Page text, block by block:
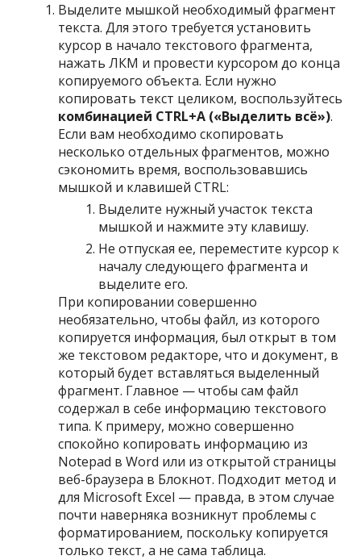
Выделите мышкой необходимый фрагмент
текста. Для этого требуется установить
курсор в начало текстового фрагмента,
нажать ЛКМ и провести курсором до конца
копируемого объекта. Если нужно
копировать текст целиком, воспользуйтесь
комбинацией CTRL+А («Выделить всё»).
Если вам необходимо скопировать
несколько отдельных фрагментов, можно
сэкономить время, воспользовавшись
мышкой и клавишей CTRL:
Выделите нужный участок текста
мышкой и нажмите эту клавишу.
Не отпуская ее, переместите курсор к
началу следующего фрагмента и
выделите его.
При копировании совершенно
необязательно, чтобы файл, из которого
копируется информация, был открыт в том
же текстовом редакторе, что и документ, в
который будет вставляться выделенный
фрагмент. Главное — чтобы сам файл
содержал в себе информацию текстового
типа. К примеру, можно совершенно
спокойно копировать информацию из
Notepad в Word или из открытой страницы
веб-браузера в Блокнот. Подходит метод и
для Microsoft Excel — правда, в этом случае
почти наверняка возникнут проблемы с
форматированием, поскольку копируется
только текст, а не сама таблица.